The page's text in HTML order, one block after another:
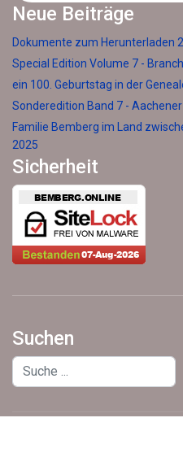
Neue Beiträge
Dokumente zum Herunterladen
Special Edition Volume 7 -
ein 100. Geburtstag in der
Sonderedition Band 7 - Aachener
Familie Bemberg im Land
2025
Sicherheit
Suchen
Suchen